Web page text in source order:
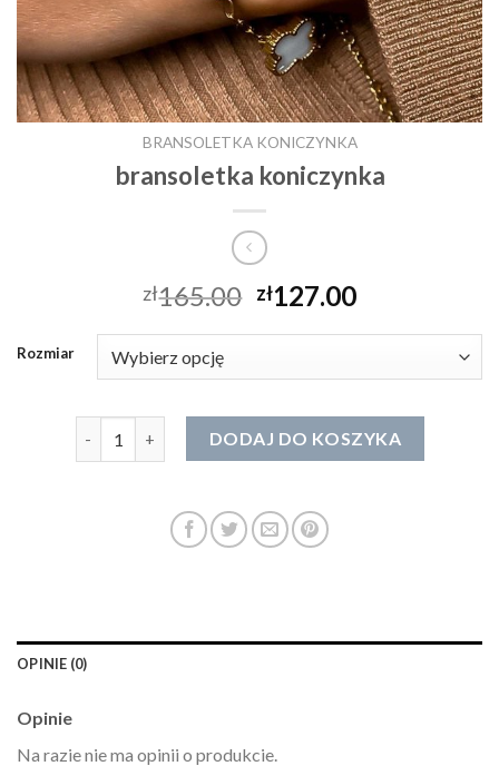
BRANSOLETKA KONICZYNKA
bransoletka koniczynka
zł165.00 zł127.00
Rozmiar
ilość bransoletka koniczynkaDODAJ DO KOSZYKA
OPINIE (0)
Opinie
Na razie nie ma opinii o produkcie.